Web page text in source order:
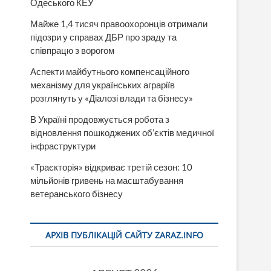
Одеського КЕУ
Майже 1,4 тисяч правоохоронців отримали
підозри у справах ДБР про зраду та
співпрацю з ворогом
Аспекти майбутнього компенсаційного
механізму для українських аграріїв
розглянуть у «Діалозі влади та бізнесу»
В Україні продовжується робота з
відновлення пошкоджених об’єктів медичної
інфраструктури
«Траєкторія» відкриває третій сезон: 10
мільйонів гривень на масштабування
ветеранського бізнесу
АРХІВ ПУБЛІКАЦІЙ САЙТУ ZARAZ.INFO